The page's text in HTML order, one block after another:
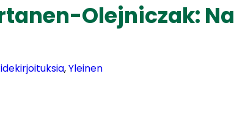
Olejniczak:
, Yleinen